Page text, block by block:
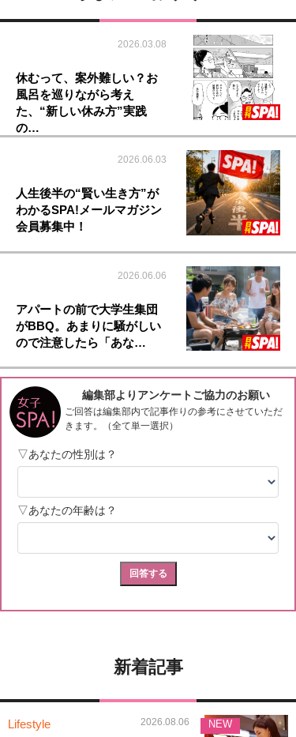
2026.03.08
休むって、案外難しい？お
風呂を巡りながら考え
た、“新しい休み方”実践
の…
2026.06.03
人生後半の“賢い生き方”が
わかるSPA!メールマガジン
会員募集中！
2026.06.06
アパートの前で大学生集団
がBBQ。あまりに騒がしい
ので注意したら「あな…
新着記事
Lifestyle 2026.08.06 NEW